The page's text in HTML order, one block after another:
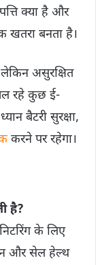
क्या है और
खतरा बनता है।
असुरक्षित
रहे कुछ ई-
बैटरी सुरक्षा,
करने पर रहेगा।
है?
के लिए
और सेल हेल्थ